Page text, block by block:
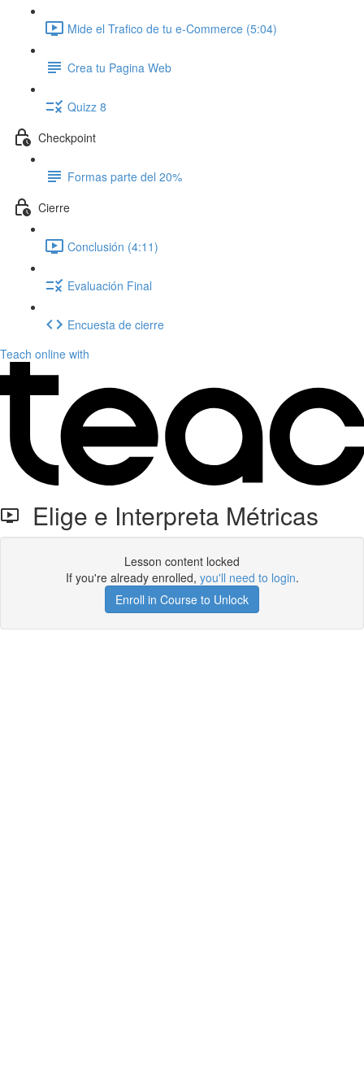
Mide el Trafico de tu e-Commerce (5:04)
Crea tu Pagina Web
Quizz 8
Checkpoint
Formas parte del 20%
Cierre
Conclusión (4:11)
Evaluación Final
Encuesta de cierre
Teach online with
Elige e Interpreta Métricas
Lesson content locked
If you're already enrolled, you'll need to login.
Enroll in Course to Unlock